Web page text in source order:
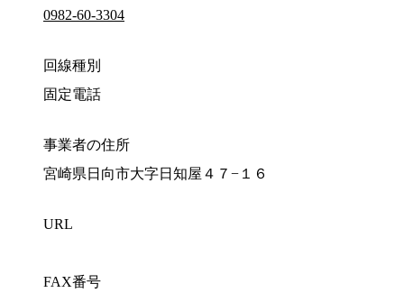
0982-60-3304
回線種別
固定電話
事業者の住所
宮崎県日向市大字日知屋４７−１６
URL
FAX番号